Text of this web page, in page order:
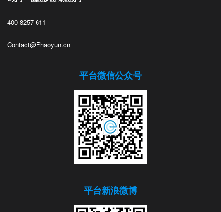
400-8257-611
Contact@Ehaoyun.cn
平台微信公众号
平台新浪微博